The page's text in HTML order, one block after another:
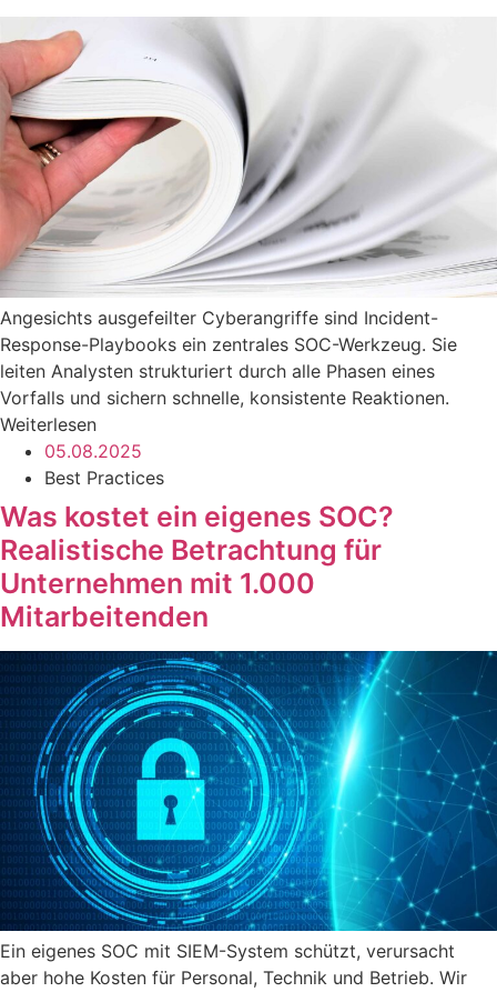
Angesichts ausgefeilter Cyberangriffe sind Incident-
Response-Playbooks ein zentrales SOC-Werkzeug. Sie
leiten Analysten strukturiert durch alle Phasen eines
Vorfalls und sichern schnelle, konsistente Reaktionen.
Weiterlesen
05.08.2025
Best Practices
Was kostet ein eigenes SOC?
Realistische Betrachtung für
Unternehmen mit 1.000
Mitarbeitenden
Ein eigenes SOC mit SIEM-System schützt, verursacht
aber hohe Kosten für Personal, Technik und Betrieb. Wir